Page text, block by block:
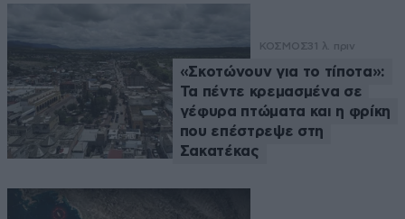
ΚΟΣΜΟΣ31 λ. πριν
«Σκοτώνουν για το τίποτα»:
Τα πέντε κρεμασμένα σε
γέφυρα πτώματα και η φρίκη
που επέστρεψε στη
Σακατέκας